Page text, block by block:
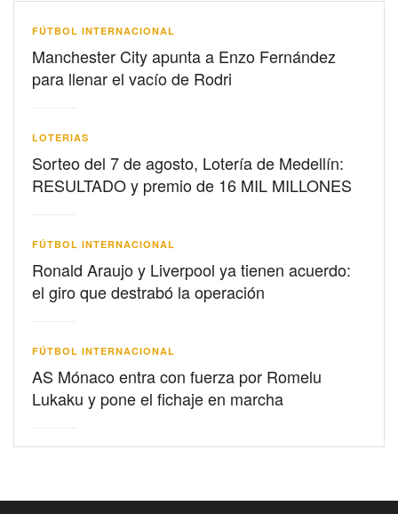
FÚTBOL INTERNACIONAL
Manchester City apunta a Enzo Fernández
para llenar el vacío de Rodri
LOTERIAS
Sorteo del 7 de agosto, Lotería de Medellín:
RESULTADO y premio de 16 MIL MILLONES
FÚTBOL INTERNACIONAL
Ronald Araujo y Liverpool ya tienen acuerdo:
el giro que destrabó la operación
FÚTBOL INTERNACIONAL
AS Mónaco entra con fuerza por Romelu
Lukaku y pone el fichaje en marcha